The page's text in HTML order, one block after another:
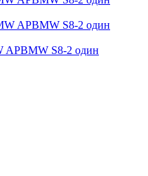
APBMW S8-2 один